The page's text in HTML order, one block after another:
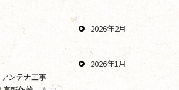
ンテナ工事
2026年2月
2026年1月